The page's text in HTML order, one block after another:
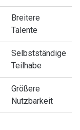
Breitere
Talente
Selbstständige
Teilhabe
Größere
Nutzbarkeit